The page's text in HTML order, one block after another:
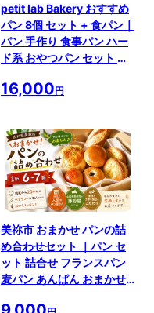
petit lab Bakery おすすめ
パン 8個 セット + 食パン｜
パン 手作り 食事パン ハー
ド系 おやつパン セット 詰
祢
16,000円
美祢市 おまかせ パンの詰
め合わせセット ｜パン セ
ット 詰合せ フランスパン
麦パン あんぱん おまかせ